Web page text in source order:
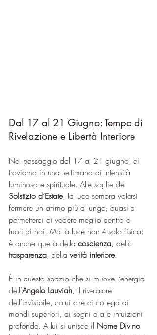
Dal 17 al 21 Giugno: Tempo di
Rivelazione e Libertà Interiore
Nel passaggio dal 17 al 21 giugno, ci
troviamo in una settimana di intensità
luminosa e spirituale. Alle soglie del
Solstizio d’Estate, la luce sembra volersi
fermare un attimo più a lungo, quasi a
permetterci di vedere meglio dentro e
fuori di noi. Ma la luce non è solo fisica:
è anche quella della coscienza, della
trasparenza, della verità interiore.
È in questo spazio che si muove l’energia
dell’Angelo Lauviah, il rivelatore
dell’invisibile, colui che ci collega ai
mondi superiori, ai sogni e alle intuizioni
profonde. A lui si unisce il Nome Divino